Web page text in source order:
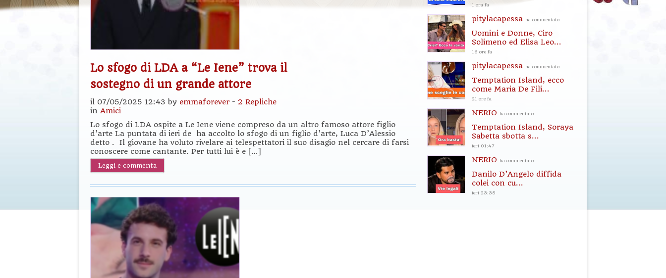
Lo sfogo di LDA a “Le Iene” trova il
sostegno di un grande attore
il 07/05/2025 12:43 by emmaforever- 2 Repliche
in Amici
Lo sfogo di LDA ospite a Le Iene viene compreso da un altro famoso attore figlio
d’arte La puntata di ieri de ha accolto lo sfogo di un figlio d’arte, Luca D’Alessio
detto . Il giovane ha voluto rivelare ai telespettatori il suo disagio nel cercare di farsi
conoscere come cantante. Per tutti lui è e […]
Leggi e commenta
1 ora fa
pitylacapessa ha commentato
Uomini e Donne, Ciro
Solimeno ed Elisa Leo...
16 ore fa
pitylacapessa ha commentato
Temptation Island, ecco
come Maria De Fili...
21 ore fa
NERIO ha commentato
Temptation Island, Soraya
Sabetta sbotta s...
ieri 01:47
NERIO ha commentato
Danilo D’Angelo diffida
colei con cu...
ieri 23:35